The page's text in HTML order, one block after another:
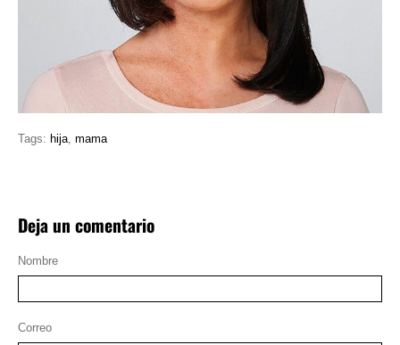
Tags: hija, mama
Deja un comentario
Nombre
Correo